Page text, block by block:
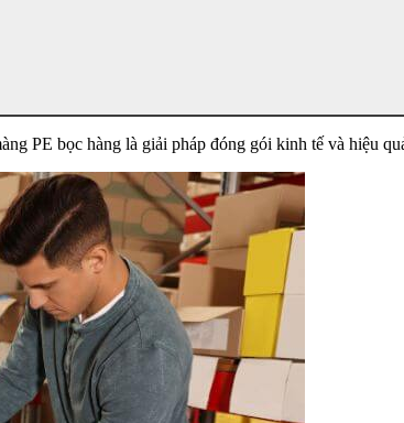
PE bọc hàng là giải pháp đóng gói kinh tế và hiệu